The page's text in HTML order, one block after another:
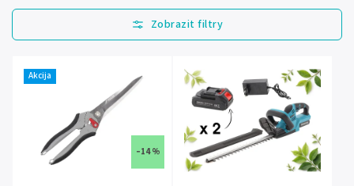
Najprodavanije
Najjeftinije
Akcija
–14 %